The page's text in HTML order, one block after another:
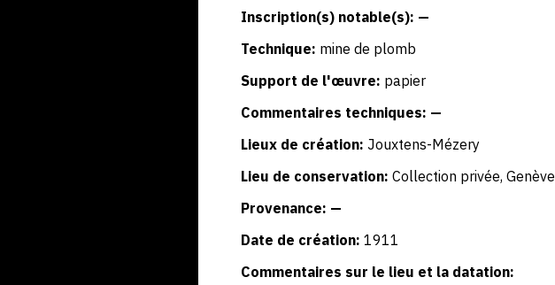
Inscription(s) notable(s): —
Technique: mine de plomb
Support de l'œuvre: papier
Commentaires techniques: —
Lieux de création: Jouxtens-Mézery
Lieu de conservation: Collection privée, Genève
Provenance: —
Date de création: 1911
Commentaires sur le lieu et la datation: